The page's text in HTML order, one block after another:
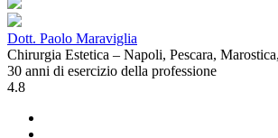
Dott. Paolo Maraviglia
Chirurgia Estetica – Napoli, Pescara,
30 anni di esercizio della professione
4.8